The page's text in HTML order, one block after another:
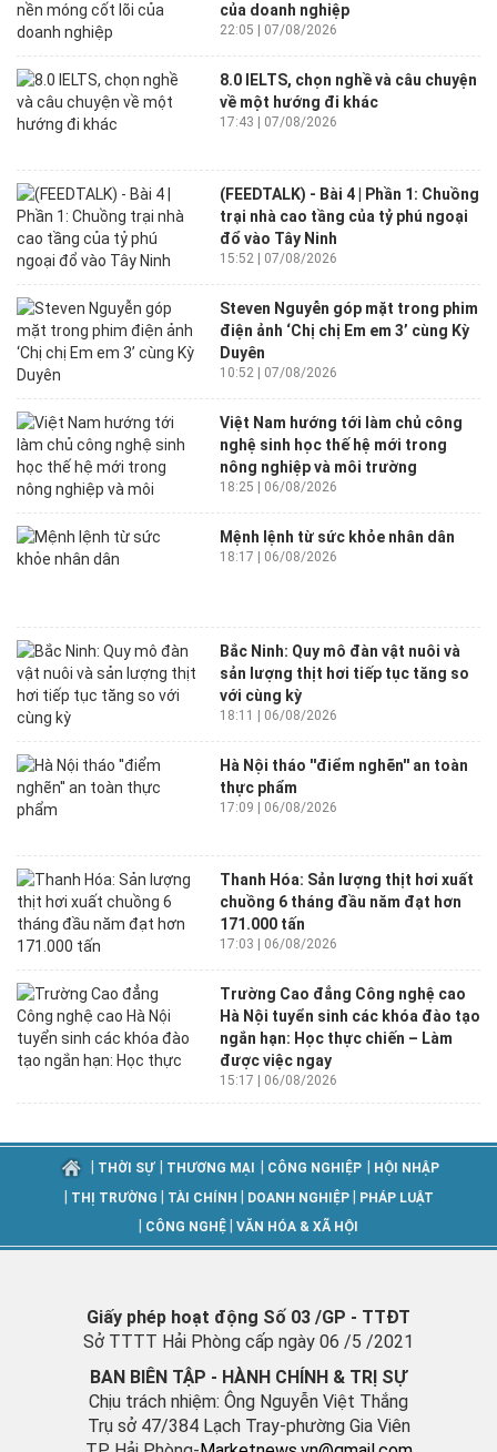
của doanh nghiệp
22:05 | 07/08/2026
8.0 IELTS, chọn nghề và câu chuyện
về một hướng đi khác
17:43 | 07/08/2026
(FEEDTALK) - Bài 4 | Phần 1: Chuồng
trại nhà cao tầng của tỷ phú ngoại
đổ vào Tây Ninh
15:52 | 07/08/2026
Steven Nguyễn góp mặt trong phim
điện ảnh ‘Chị chị Em em 3’ cùng Kỳ
Duyên
10:52 | 07/08/2026
Việt Nam hướng tới làm chủ công
nghệ sinh học thế hệ mới trong
nông nghiệp và môi trường
18:25 | 06/08/2026
Mệnh lệnh từ sức khỏe nhân dân
18:17 | 06/08/2026
Bắc Ninh: Quy mô đàn vật nuôi và
sản lượng thịt hơi tiếp tục tăng so
với cùng kỳ
18:11 | 06/08/2026
Hà Nội tháo ''điểm nghẽn'' an toàn
thực phẩm
17:09 | 06/08/2026
Thanh Hóa: Sản lượng thịt hơi xuất
chuồng 6 tháng đầu năm đạt hơn
171.000 tấn
17:03 | 06/08/2026
Trường Cao đẳng Công nghệ cao
Hà Nội tuyển sinh các khóa đào tạo
ngắn hạn: Học thực chiến – Làm
được việc ngay
15:17 | 06/08/2026
THỜI SỰ THƯƠNG MẠI CÔNG NGHIỆP HỘI NHẬP
THỊ TRƯỜNG TÀI CHÍNH DOANH NGHIỆP PHÁP LUẬT
CÔNG NGHỆ VĂN HÓA & XÃ HỘI
Giấy phép hoạt động Số 03 /GP - TTĐT
Sở TTTT Hải Phòng cấp ngày 06 /5 /2021
BAN BIÊN TẬP - HÀNH CHÍNH & TRỊ SỰ
Chịu trách nhiệm: Ông Nguyễn Việt Thắng
Trụ sở 47/384 Lạch Tray-phường Gia Viên